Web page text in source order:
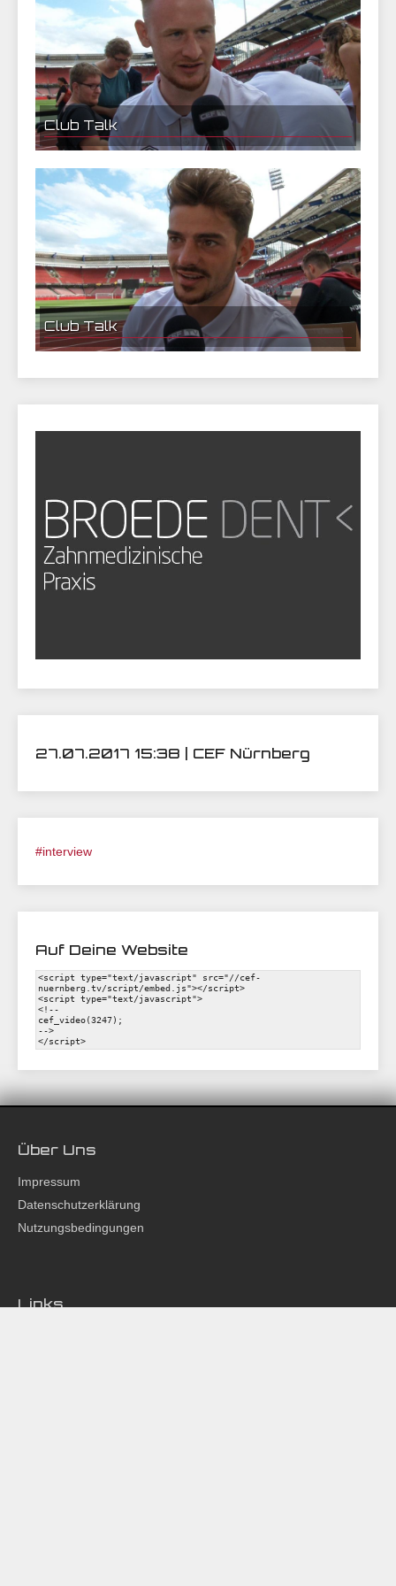
Club Talk
Sebastian Kerk im Interview
25.07.2017 22:26 | CEF Nürnberg
Club Talk
Tim Leibold im Interview
27.07.2017 15:38 | CEF Nürnberg
#interview
Auf Deine Website
Über Uns
Impressum
Datenschutzerklärung
Nutzungsbedingungen
Links